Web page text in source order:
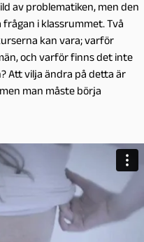
av problematiken, men den
i klassrummet. Två
kan vara; varför
och varför finns det inte
Att vilja ändra på detta är
man måste börja